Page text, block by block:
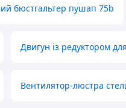
бюстгальтер пушап 75b
Двигун із редуктором
Вентилятор-люстра